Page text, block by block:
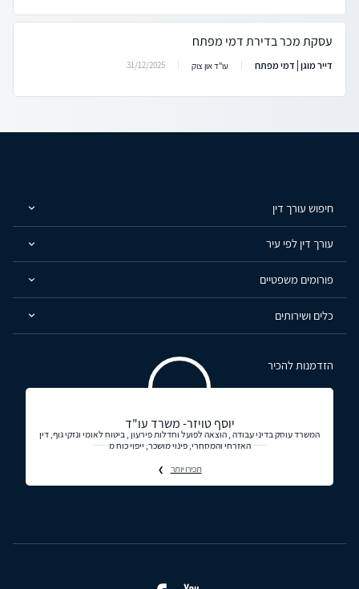
עסקת מכר בדירת דמי מפתח
דייר מוגן | דמי מפתח עו"ד און צוק 31/12/2025
חיפוש עורך דין
עורך דין לפי עיר
פורומים משפטיים
כלים ושירותים
הזדמנות להכיר
יוסף טויזר- משרד עו"ד
המשרד עוסק בדיני עבודה , הוצאה לפועל וחדלות פירעון , ביטוח לאומי ונזקי גוף, דין
האזרחי והמסחרי, פינוי מושכר, ייפוי כוח מ
תכירו יותר